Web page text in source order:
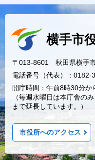
横手市
〒013-8601 秋田県横手
電話番号（代表）：
開庁時間：午前8時30分か
（毎週水曜日は本庁舎の
まで延長しています。）
市役所へのアクセス